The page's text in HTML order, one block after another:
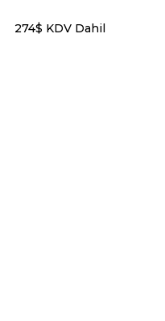
274$ KDV Dahil